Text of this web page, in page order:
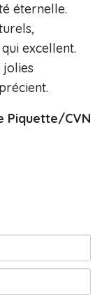
éternelle.
excellent.
jolies
Piquette/CVN